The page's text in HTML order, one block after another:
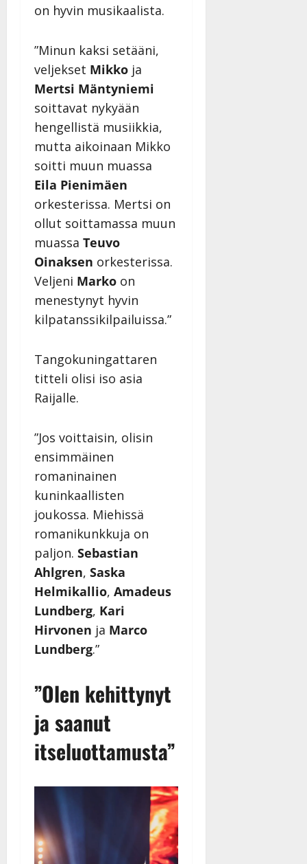
on hyvin musikaalista.
”Minun kaksi setääni,
veljekset Mikko ja
Mertsi Mäntyniemi
soittavat nykyään
hengellistä musiikkia,
mutta aikoinaan Mikko
soitti muun muassa
Eila Pienimäen
orkesterissa. Mertsi on
ollut soittamassa muun
muassa Teuvo
Oinaksen orkesterissa.
Veljeni Marko on
menestynyt hyvin
kilpatanssikilpailuissa.”
Tangokuningattaren
titteli olisi iso asia
Raijalle.
”Jos voittaisin, olisin
ensimmäinen
romaninainen
kuninkaallisten
joukossa. Miehissä
romanikunkkuja on
paljon. Sebastian
Ahlgren, Saska
Helmikallio, Amadeus
Lundberg, Kari
Hirvonen ja Marco
Lundberg.”
”Olen kehittynyt
ja saanut
itseluottamusta”